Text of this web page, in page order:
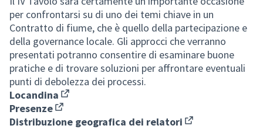
per confrontarsi su di uno dei temi chiave in un
Contratto di fiume, che è quello della partecipazione e
della governance locale. Gli approcci che verranno
presentati potranno consentire di esaminare buone
pratiche e di trovare soluzioni per affrontare eventuali
punti di debolezza dei processi.
Locandina
(Apre in una nuova scheda)
Presenze
(Apre in una nuova scheda)
Distribuzione geografica dei relatori